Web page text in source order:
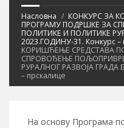
Насловна
КОНКУРС ЗА
ПРОГРАМУ ПОДРШКЕ ЗА
ПОЛИТИКЕ И ПОЛИТИКЕ
2023.ГОДИНУ-31. Конкурс –
КОРИШЋЕЊЕ СРЕДСТАВА
СПРОВОЂЕЊЕ
РУРАЛНОГ РАЗВОЈА ГРАДА
– прскалице
На основу Програма